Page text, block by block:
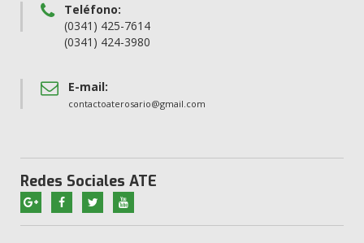
Teléfono:
(0341) 425-7614
(0341) 424-3980
E-mail:
contactoaterosario@gmail.com
Redes Sociales ATE